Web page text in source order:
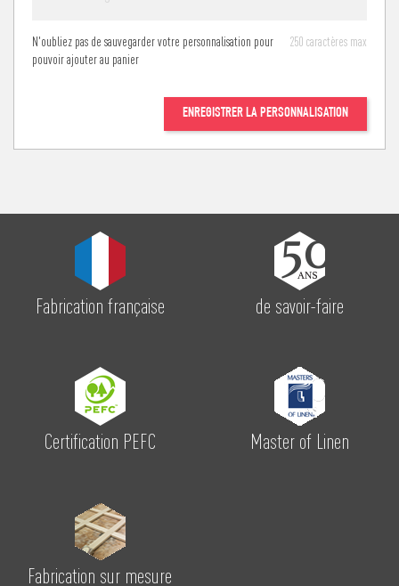
250 caractères max
N'oubliez pas de sauvegarder votre personnalisation pour
pouvoir ajouter au panier
ENREGISTRER LA PERSONNALISATION
Fabrication française de savoir-faire
Certification PEFC Master of Linen
Fabrication sur mesure